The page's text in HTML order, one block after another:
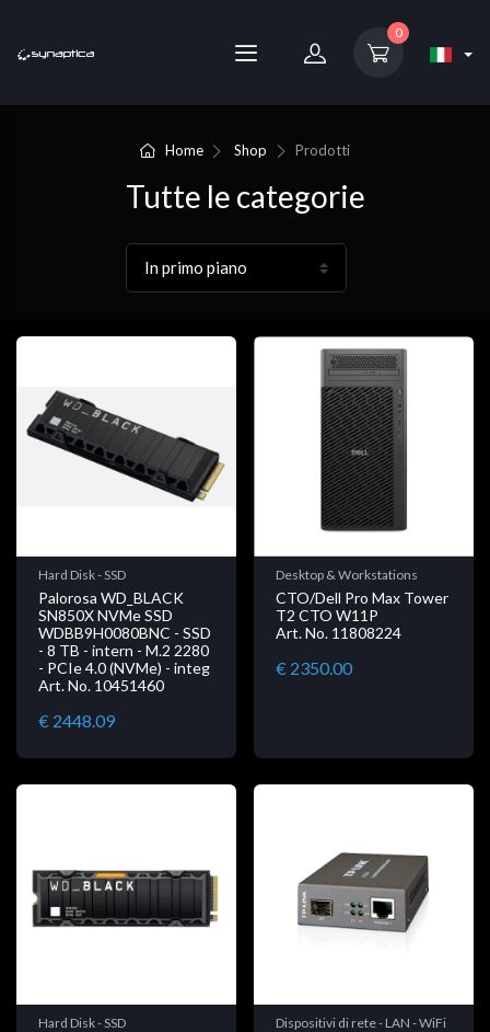
0
Home Shop Prodotti
Tutte le categorie
Hard Disk - SSD
Palorosa WD_BLACK
SN850X NVMe SSD
WDBB9H0080BNC - SSD
- 8 TB - intern - M.2 2280
- PCIe 4.0 (NVMe) - integ
Art. No. 10451460
€ 2448.09
Desktop & Workstations
CTO/Dell Pro Max Tower
T2 CTO W11P
Art. No. 11808224
€ 2350.00
Hard Disk - SSD
Dispositivi di rete - LAN - WiFi